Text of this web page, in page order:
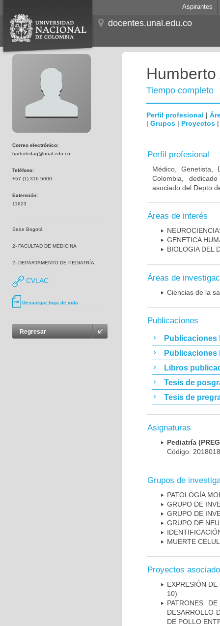
Aspirantes
docentes.unal.edu.co
Correo electrónico:
harboledag@unal.edu.co
Teléfono:
+57 (1) 316 5000
Extensión:
11623
Sede Bogotá
2- FACULTAD DE MEDICINA
2- DEPARTAMENTO DE PEDIATRÍA
CVLAC
Descargar hoja de vida
Regresar
Tiempo completo
Perfil profesional |
| Grupos | Proyectos
Perfil profesional
Médico, Genetista,
Colombia,
asociado del Depto
Áreas de interés
GENETICA
BIOLOGIA DEL
Áreas de
Ciencias de la
Publicaciones
Publicaciones
Publicaciones
Libros
Tesis de
Tesis de
Asignaturas
Pediatría
Código:
Grupos de
PATOLOGÍA
GRUPO DE
GRUPO DE
GRUPO DE
MUERTE
Proyectos
EXPRESIÓN
10)
PATRONES
DESARROLLO
DE POLLO